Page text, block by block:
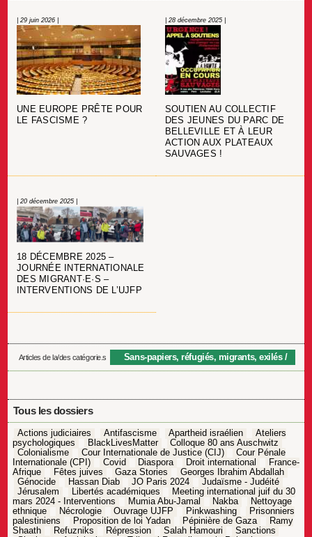
| 29 juin 2026 |
UNE EUROPE PRÊTE POUR
LE FASCISME ?
| 28 décembre 2025 |
SOUTIEN AU COLLECTIF
DES JEUNES DU PARC DE
BELLEVILLE ET À LEUR
ACTION AUX PLATEAUX
SAUVAGES !
| 20 décembre 2025 |
18 DÉCEMBRE 2025 –
JOURNÉE INTERNATIONALE
DES MIGRANT·E·S –
INTERVENTIONS DE L’UJFP
Articles de la/des catégorie.s Sans-papiers, réfugiés, migrants, exilés
Tous les dossiers
Actions judiciaires Antifascisme Apartheid israélien
Ateliers
psychologiques
BlackLivesMatter
Colloque 80 ans Auschwitz
Colonialisme
Cour Internationale de Justice (CIJ)
Cour Pénale
Internationale (CPI)
Covid Diaspora Droit international
France-
Afrique
Fêtes juives Gaza Stories
Georges Ibrahim Abdallah
Génocide
Hassan Diab JO Paris 2024
Judaïsme - Judéité
Jérusalem
Libertés académiques
Meeting international juif du 30
mars 2024 - Interventions
Mumia Abu-Jamal Nakba
Nettoyage
ethnique
Nécrologie Ouvrage UJFP Pinkwashing
Prisonniers
palestiniens
Proposition de loi Yadan Pépinière de Gaza
Ramy
Shaath
Refuzniks Répression Salah Hamouri
Sanctions